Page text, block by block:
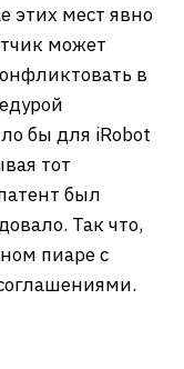
этих мест явно
может
в
бы для iRobot
тот
был
Так что,
пиаре с